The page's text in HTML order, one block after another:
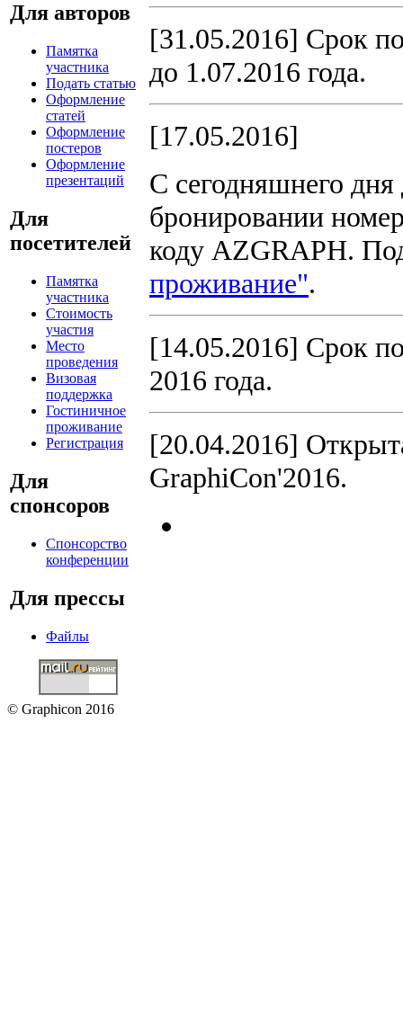
Для авторов
Памятка
участника
Подать статью
Оформление
статей
Оформление
постеров
Оформление
презентаций
Для
посетителей
Памятка
участника
Стоимость
участия
Место
проведения
Визовая
поддержка
Гостиничное
проживание
Регистрация
Для
спонсоров
Спонсорство
конференции
Для прессы
Файлы
[31.05.2016] Срок
до 1.07.2016 года.
[17.05.2016]
С сегодняшнего дня
бронировании
коду AZGRAPH.
проживание".
[14.05.2016] Срок
2016 года.
[20.04.2016]
GraphiCon'2016.
© Graphicon 2016